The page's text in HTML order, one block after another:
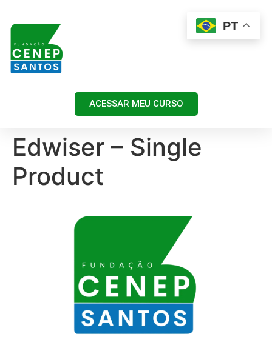
ACESSAR MEU CURSO
Edwiser – Single
Product
PT